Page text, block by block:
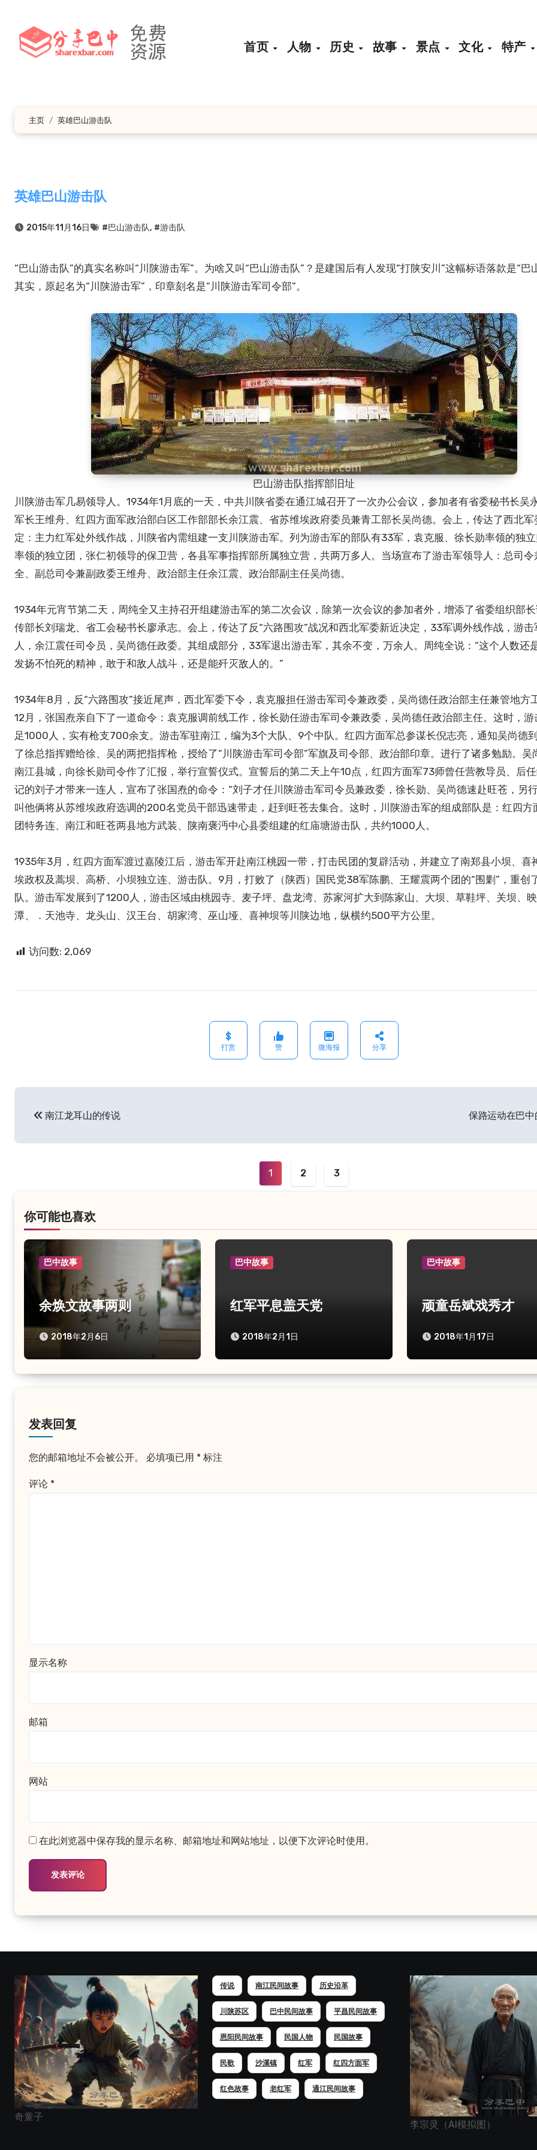
首页 人物 历史 故事 景点 文化 特产
主页 英雄巴山游击队
英雄巴山游击队
2015年11月16日 #巴山游击队, #游击队
“巴山游击队”的真实名称叫“川陕游击军”。为啥又叫“巴山游击队”？是建国后有人发现“打陕安川”这幅标语落款是“巴山游击队”。
其实，原起名为“川陕游击军”，印章刻名是“川陕游击军司令部”。
巴山游击队指挥部旧址
川陕游击军几易领导人。1934年1月底的一天，中共川陕省委在通江城召开了一次办公会议，参加者有省委秘书长吴
军长王维舟、红四方面军政治部白区工作部部长余江震、省苏维埃政府委员兼青工部长吴尚德。会上，传达了西北
定：主力红军处外线作战，川陕省内需组建一支川陕游击军。列为游击军的部队有33军，袁克服、徐长勋率领的独
率领的独立团，张仁初领导的保卫营，各县军事指挥部所属独立营，共两万多人。当场宣布了游击军领导人：总司
全、副总司令兼副政委王维舟、政治部主任余江震、政治部副主任吴尚德。
1934年元宵节第二天，周纯全又主持召开组建游击军的第二次会议，除第一次会议的参加者外，增添了省委组织部
传部长刘瑞龙、省工会秘书长廖承志。会上，传达了反“六路围攻”战况和西北军委新近决定，33军调外线作战，游击
人，余江震任司令员，吴尚德任政委。其组成部分，33军退出游击军，其余不变，万余人。周纯全说：“这个人数还
发扬不怕死的精神，敢于和敌人战斗，还是能歼灭敌人的。”
1934年8月，反“六路围攻”接近尾声，西北军委下令，袁克服担任游击军司令兼政委，吴尚德任政治部主任兼管地方
12月，张国焘亲自下了一道命令：袁克服调前线工作，徐长勋任游击军司令兼政委，吴尚德任政治部主任。这时，
足1000人，实有枪支700余支。游击军驻南江，编为3个大队、9个中队。红四方面军总参谋长倪志亮，通知吴尚德
了徐总指挥赠给徐、吴的两把指挥枪，授给了“川陕游击军司令部”军旗及司令部、政治部印章。进行了诸多勉励。吴
南江县城，向徐长勋司令作了汇报，举行宣誓仪式。宣誓后的第二天上午10点，红四方面军73师曾任营教导员、后
记的刘子才带来一连人，宣布了张国焘的命令：“刘子才任川陕游击军司令员兼政委，徐长勋、吴尚德速赴旺苍，另
叫他俩将从苏维埃政府选调的200名党员干部迅速带走，赶到旺苍去集合。这时，川陕游击军的组成部队是：红四方
团特务连、南江和旺苍两县地方武装、陕南褒沔中心县委组建的红庙塘游击队，共约1000人。
1935年3月，红四方面军渡过嘉陵江后，游击军开赴南江桃园一带，打击民团的复辟活动，并建立了南郑县小坝、喜
埃政权及蒿坝、高桥、小坝独立连、游击队。9月，打败了（陕西）国民党38军陈鹏、王耀震两个团的“围剿”，重创
队。游击军发展到了1200人，游击区域由桃园寺、麦子坪、盘龙湾、苏家河扩大到陈家山、大坝、草鞋坪、关坝、
潭、．天池寺、龙头山、汉王台、胡家湾、巫山垭、喜神坝等川陕边地，纵横约500平方公里。
访问数: 2,069
打赏 赞 微海报 分享
文
南江龙耳山的传说 保路运动在巴
1 2 3
你可能也喜欢
巴中故事
余焕文故事两则
2018年2月6日
巴中故事
红军平息盖天党
2018年2月1日
巴中故事
顽童岳斌戏秀才
2018年1月17日
发表回复
您的邮箱地址不会被公开。 必填项已用 * 标注
评论 *
显示名称
邮箱
网站
在此浏览器中保存我的显示名称、邮箱地址和网站地址，以便下次评论时使用。
奇童子
传说 南江民间故事 历史沿革
川陕苏区 巴中民间故事 平昌民间故事
恩阳民间故事 民国人物 民国故事
民歌 沙溪镇 红军 红四方面军
红色故事 老红军 通江民间故事
李宗灵（AI模拟图）